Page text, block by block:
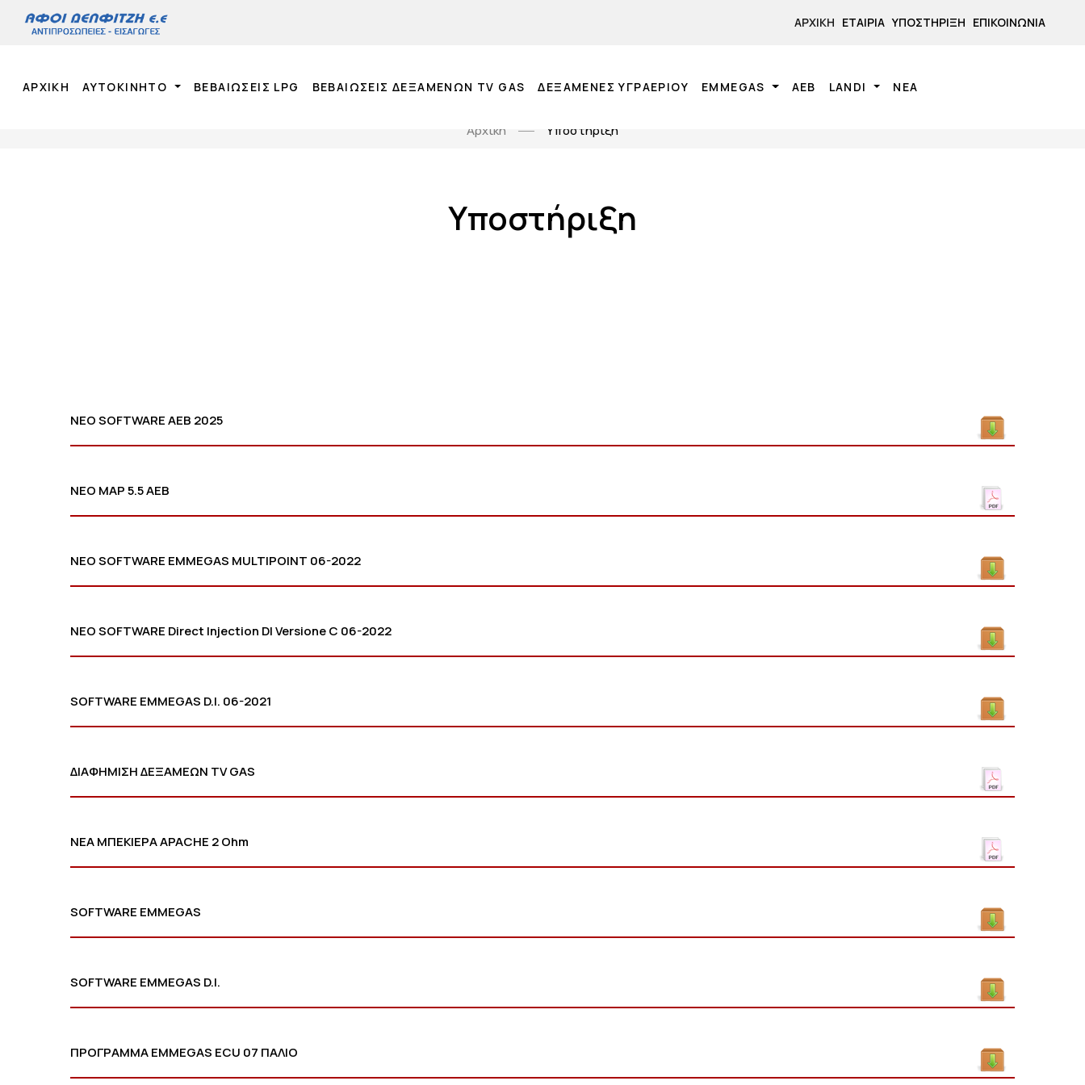
ΑΡΧΙΚΉ ΕΤΑΙΡΊΑ ΥΠΟΣΤΉΡΙΞΗ ΕΠΙΚΟΙΝΩΝΊΑ
ΑΡΧΙΚΉ ΑΥΤΟΚΙΝΗΤΟ ΒΕΒΑΙΩΣΕΙΣ LPG ΒΕΒΑΙΩΣΕΙΣ ΔΕΞΑΜΕΝΩΝ TV GAS ΔΕΞΑΜΕΝΕΣ ΥΓΡΑΕΡΙΟΥ EMMEGAS ΑΕΒ LANDI ΝΕΑ
Αρχική Υποστήριξη
Υποστήριξη
ΝΕΟ SOFTWARE AEB 2025
NEO MAP 5.5 AEB
NEO SOFTWARE EMMEGAS MULTIPOINT 06-2022
NEO SOFTWARE Direct Injection DI Versione C 06-2022
SOFTWARE EMMEGAS D.I. 06-2021
ΔΙΑΦΗΜΙΣΗ ΔΕΞΑΜΕΩΝ TV GAS
ΝΕΑ ΜΠΕΚΙΕΡΑ APACHE 2 Ohm
SOFTWARE EMMEGAS
SOFTWARE EMMEGAS D.I.
ΠΡΟΓΡΑΜΜΑ EMMEGAS ECU 07 ΠΑΛΙΟ